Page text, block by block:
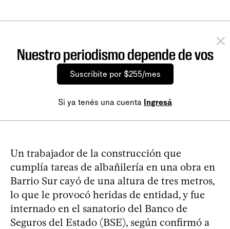
Nuestro periodismo depende de vos
Suscribite por $255/mes
Si ya tenés una cuenta Ingresá
Un trabajador de la construcción que
cumplía tareas de albañilería en una obra en
Barrio Sur cayó de una altura de tres metros,
lo que le provocó heridas de entidad, y fue
internado en el sanatorio del Banco de
Seguros del Estado (BSE), según confirmó a